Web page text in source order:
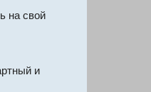
на свой
и